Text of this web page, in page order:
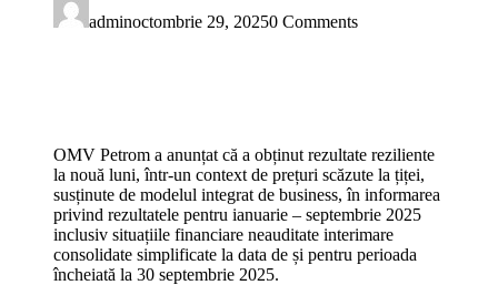
adminoctombrie 29, 20250 Comments
OMV Petrom a anunțat că a obținut rezultate reziliente
la nouă luni, într-un context de prețuri scăzute la țiței,
susținute de modelul integrat de business, în informarea
privind rezultatele pentru ianuarie – septembrie 2025
inclusiv situațiile financiare neauditate interimare
consolidate simplificate la data de și pentru perioada
încheiată la 30 septembrie 2025.